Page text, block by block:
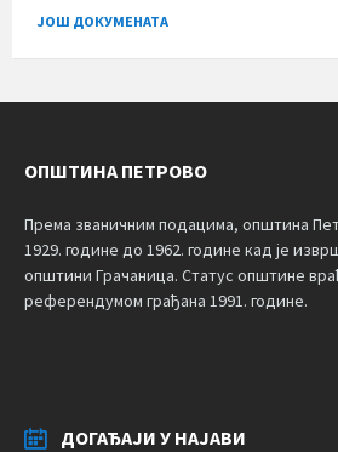
ЈОШ ДОКУМЕНАТА
ОПШТИНА ПЕТРОВО
Према званичним подацима, општина
1929. године до 1962. године кад је
општини Грачаница. Статус општине
референдумом грађана 1991. године.
ДОГАЂАЈИ У НАЈАВИ